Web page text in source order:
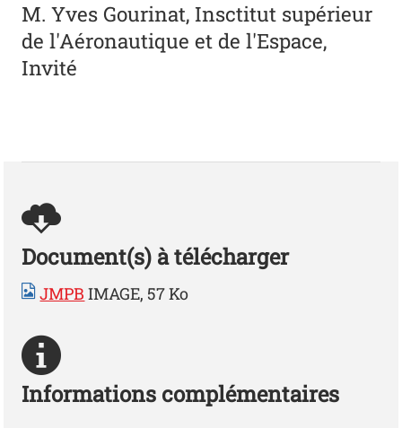
M. Yves Gourinat, Insctitut supérieur
de l'Aéronautique et de l'Espace,
Invité
Document(s) à télécharger
JMPB IMAGE, 57 Ko
Informations complémentaires